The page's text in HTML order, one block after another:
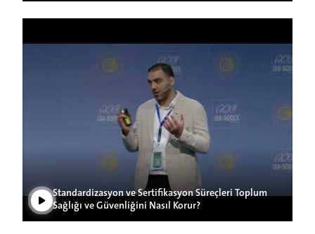
Play Video
Standardizasyon ve Sertifikasyon Süreçleri Toplum
Sağlığı ve Güvenliğini Nasıl Korur?